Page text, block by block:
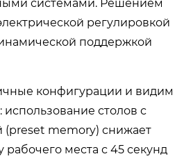
системами. Решением
регулировкой
поддержкой
конфигурации и видим
столов с
memory) снижает
рабочего места с 45 секунд